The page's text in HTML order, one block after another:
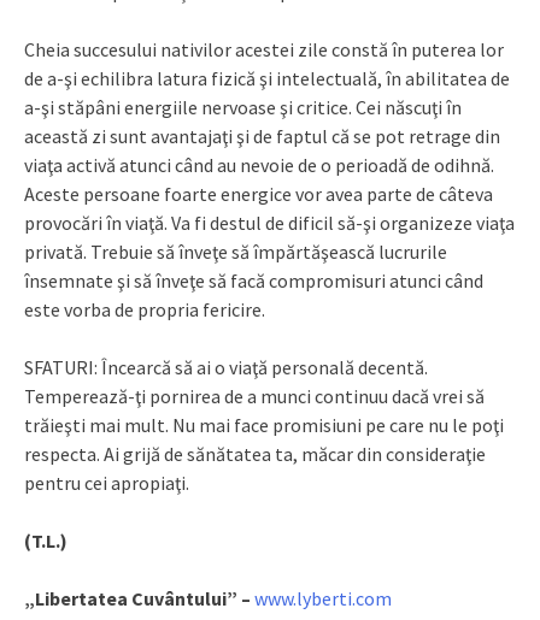
Cheia succesului nativilor acestei zile constă în puterea lor
de a-şi echilibra latura fizică şi intelectuală, în abilitatea de
a-şi stăpâni energiile nervoase şi critice. Cei născuţi în
această zi sunt avantajaţi şi de faptul că se pot retrage din
viaţa activă atunci când au nevoie de o perioadă de odihnă.
Aceste persoane foarte energice vor avea parte de câteva
provocări în viaţă. Va fi destul de dificil să-şi organizeze viaţa
privată. Trebuie să înveţe să împărtăşească lucrurile
însemnate şi să înveţe să facă compromisuri atunci când
este vorba de propria fericire.
SFATURI: Încearcă să ai o viaţă personală decentă.
Temperează-ţi pornirea de a munci continuu dacă vrei să
trăieşti mai mult. Nu mai face promisiuni pe care nu le poţi
respecta. Ai grijă de sănătatea ta, măcar din consideraţie
pentru cei apropiaţi.
(T.L.)
„Libertatea Cuvântului” – www.lyberti.com